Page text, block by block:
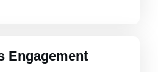
Engagement